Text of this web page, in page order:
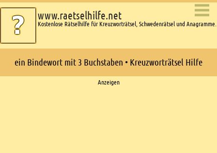
www.raetselhilfe.net
Kostenlose Rätselhilfe für Kreuzworträtsel, Schwedenrätsel und Anagramme.
ein Bindewort mit 3 Buchstaben • Kreuzworträtsel Hilfe
Anzeigen